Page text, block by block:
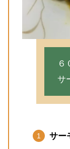
６
サ
サー